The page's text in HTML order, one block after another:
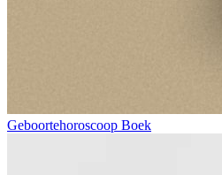
Geboortehoroscoop Boek